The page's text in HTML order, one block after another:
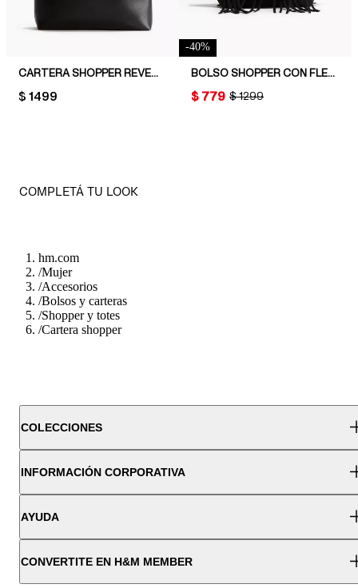
CARTERA SHOPPER REVESTIDA CON DETALLE DE CINTURÓN
PRICE:
$ 1499
-40%
BOLSO SHOPPER CON FLECOS
ORIGINAL PRICE:
$ 1299
PRICE:
$ 779
COMPLETÁ TU LOOK
hm.com
/Mujer
/Accesorios
/Bolsos y carteras
/Shopper y totes
/Cartera shopper
COLECCIONES
INFORMACIÓN CORPORATIVA
AYUDA
CONVERTITE EN H&M MEMBER